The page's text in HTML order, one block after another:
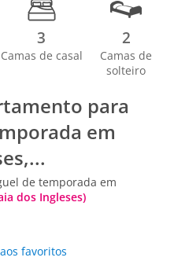
3
Camas de casal
2
Camas de
solteiro
para
em
de temporada em
dos Ingleses)
favoritos